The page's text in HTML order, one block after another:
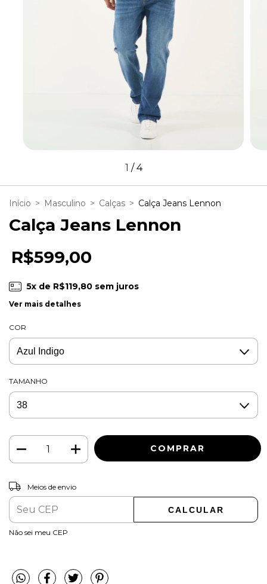
1 /4
Início > Masculino > Calças > Calça Jeans Lennon
Calça Jeans Lennon
R$599,00
5x de R$119,80sem juros
Ver mais detalhes
COR
TAMANHO
Entregas para o CEP:
Meios de envio
CALCULAR
Não sei meu CEP